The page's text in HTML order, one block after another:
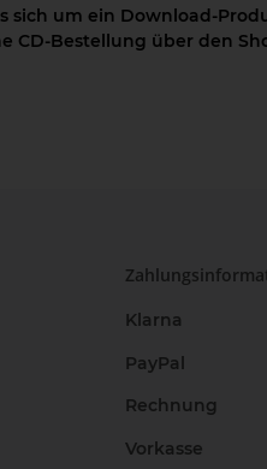
sich um ein Download-
CD-Bestellung über den
Klarna
PayPal
Rechnung
Vorkasse